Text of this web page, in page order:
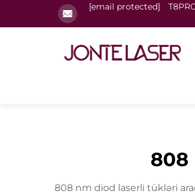
[email protected]
808
808 nm diod laserli tükləri